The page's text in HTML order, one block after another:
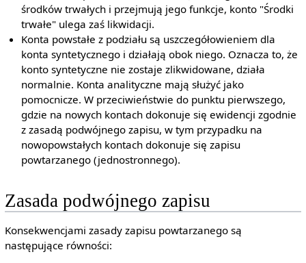
środków trwałych i przejmują jego funkcje, konto "Środki
trwałe" ulega zaś likwidacji.
Konta powstałe z podziału są uszczegółowieniem dla
konta syntetycznego i działają obok niego. Oznacza to, że
konto syntetyczne nie zostaje zlikwidowane, działa
normalnie. Konta analityczne mają służyć jako
pomocnicze. W przeciwieństwie do punktu pierwszego,
gdzie na nowych kontach dokonuje się ewidencji zgodnie
z zasadą podwójnego zapisu, w tym przypadku na
nowopowstałych kontach dokonuje się zapisu
powtarzanego (jednostronnego).
Zasada podwójnego zapisu
Konsekwencjami zasady zapisu powtarzanego są
następujące równości: